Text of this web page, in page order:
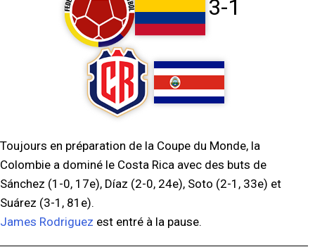
3-1
Toujours en préparation de la Coupe du Monde, la
Colombie a dominé le Costa Rica avec des buts de
Sánchez (1-0, 17e), Díaz (2-0, 24e), Soto (2-1, 33e) et
Suárez (3-1, 81e).
James Rodriguez est entré à la pause.